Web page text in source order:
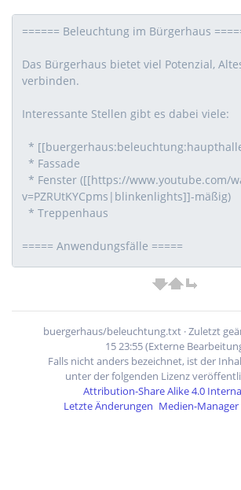
buergerhaus/beleuchtung.txt· Zuletzt
15 23:55 (Externe
Falls nicht anders bezeichnet, ist der
unter der folgenden Lizenz
Attribution-Share Alike 4.0
Letzte Änderungen Medien-Manager